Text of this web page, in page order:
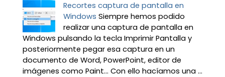
Recortes captura de pantalla en
Windows Siempre hemos podido
realizar una captura de pantalla en
Windows pulsando la tecla Imprimir Pantalla y
posteriormente pegar esa captura en un
documento de Word, PowerPoint, editor de
imágenes como Paint… Con ello hacíamos una ...